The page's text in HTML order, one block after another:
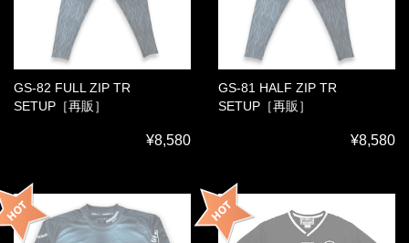
GS-82 FULL ZIP TR
SETUP［再販］
¥8,580
GS-81 HALF ZIP TR
SETUP［再販］
¥8,580